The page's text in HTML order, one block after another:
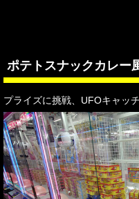
ポテトスナックカレー
プライズに挑戦、UFOキャッ